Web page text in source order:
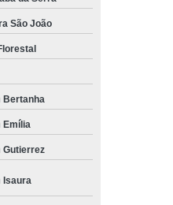
São João
Bertanha
Emília
Gutierrez
Isaura